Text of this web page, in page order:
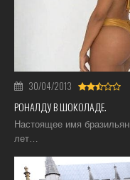
30/04/2013
РОНАЛДУ В ШОКОЛАДЕ.
Настоящее имя
лет…